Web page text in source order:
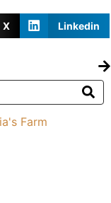
X Linkedin